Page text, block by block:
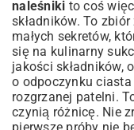
naleśniki to coś
składników. To
małych sekretów,
się na kulinarny
jakości składników,
o odpoczynku ciasta
rozgrzanej patelni.
czynią różnicę. Nie